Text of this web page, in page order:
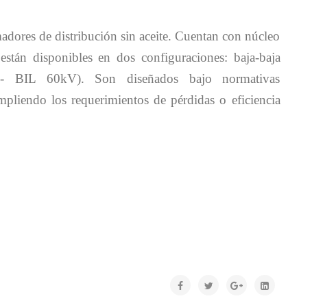
de distribución sin aceite. Cuentan con núcleo
disponibles en dos configuraciones: baja-baja
BIL 60kV). Son diseñados bajo normativas
los requerimientos de pérdidas o eficiencia